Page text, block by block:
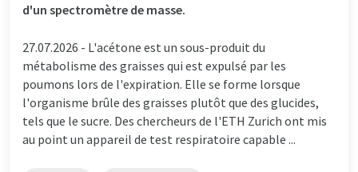
d'un spectromètre de masse.
27.07.2026 - L'acétone est un sous-produit du
métabolisme des graisses qui est expulsé par les
poumons lors de l'expiration. Elle se forme lorsque
l'organisme brûle des graisses plutôt que des glucides,
tels que le sucre. Des chercheurs de l'ETH Zurich ont mis
au point un appareil de test respiratoire capable ...